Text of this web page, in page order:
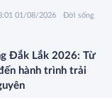
01/08/2026 Đời sống
Đắk Lắk 2026: Từ
hành trình trải